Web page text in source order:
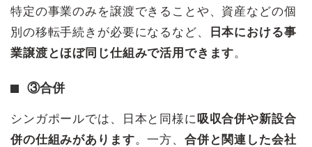
特定の事業のみを譲渡できることや、資産などの個
別の移転手続きが必要になるなど、
日本における事
業譲渡とほぼ同じ仕組みで活用できます。
③合併
シンガポールでは、日本と同様に 吸収合併や新設合
併の仕組みがあります。一方、 合併と関連した会社